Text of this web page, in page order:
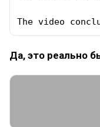
The video
Да, это реально